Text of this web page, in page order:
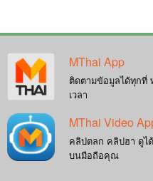
MThai App
ติดตามข้อมูลได้ทุกที่
เวลา
MThai Video
คลิปตลก คลิปฮา ดูไ
บนมือถือคุณ